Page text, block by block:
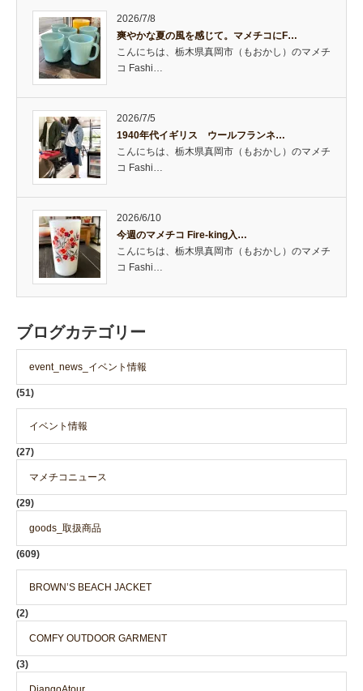
2026/7/8
爽やかな夏の風を感じて。マメチコにF…
こんにちは、栃木県真岡市（もおかし）のマメチ
コ Fashi…
2026/7/5
1940年代イギリス ウールフランネ…
こんにちは、栃木県真岡市（もおかし）のマメチ
コ Fashi…
2026/6/10
今週のマメチコ Fire-king入…
こんにちは、栃木県真岡市（もおかし）のマメチ
コ Fashi…
ブログカテゴリー
event_news_イベント情報
(51)
イベント情報
(27)
マメチコニュース
(29)
goods_取扱商品
(609)
BROWN’S BEACH JACKET
(2)
COMFY OUTDOOR GARMENT
(3)